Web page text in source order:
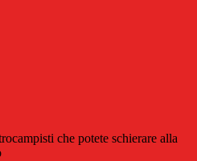
che potete schierare alla